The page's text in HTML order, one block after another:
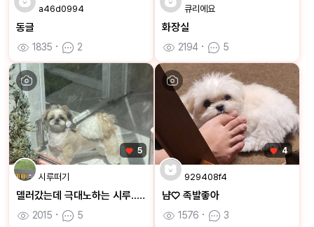
a46d0994
동글
1835 ㆍ 2
큐리에요
화장실
2194 ㆍ 5
5
시루떠기
델러갔는데 극대노하는 시루...😜
2015 ㆍ 5
4
929408f4
냠♡ 족발좋아
1576 ㆍ 3